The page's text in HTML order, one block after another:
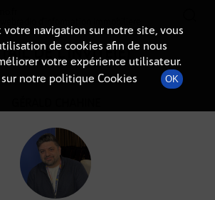
DE L'INVITÉ(E)
votre navigation sur notre site, vous
de cookies afin de nous
votre expérience utilisateur.
sur notre politique Cookies
OK